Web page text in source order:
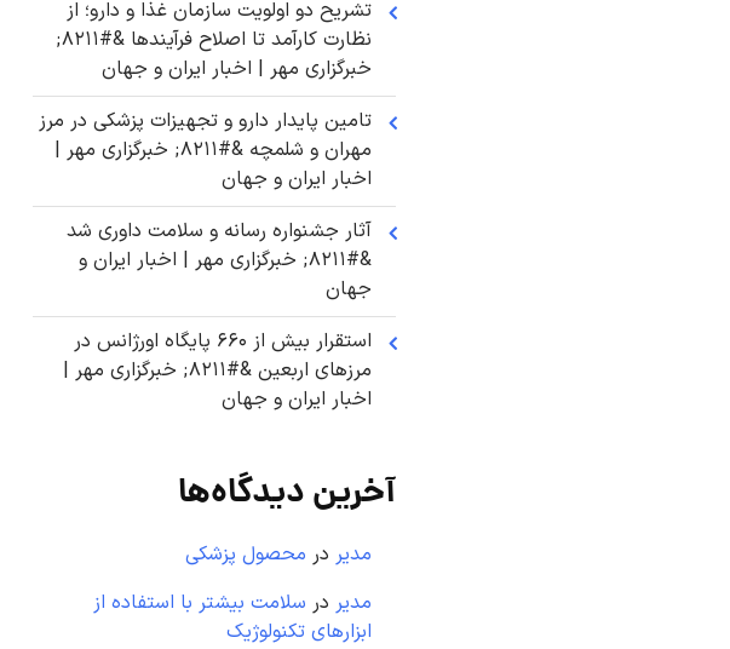
تشریح دو اولویت سازمان غذا و دارو؛ از
نظارت کارآمد تا اصلاح فرآیندها &#۸۲۱۱;
خبرگزاری مهر | اخبار ایران و جهان
تامین پایدار دارو و تجهیزات پزشکی در مرز
مهران و شلمچه &#۸۲۱۱; خبرگزاری مهر |
اخبار ایران و جهان
آثار جشنواره رسانه و سلامت داوری شد
&#۸۲۱۱; خبرگزاری مهر | اخبار ایران و
جهان
استقرار بیش از ۶۶۰ پایگاه اورژانس در
مرزهای اربعین &#۸۲۱۱; خبرگزاری مهر |
اخبار ایران و جهان
آخرین دیدگاه‌ها
مدیر در محصول پزشکی
مدیر در سلامت بیشتر با استفاده از
ابزارهای تکنولوژیک